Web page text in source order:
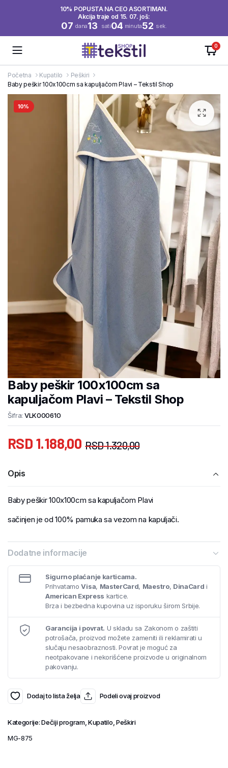
10% POPUSTA NA CEO ASORTIMAN.
Akcija traje od 15. 07. još:
07 dana13 sati04 minuta51 sek.
0
Početna Kupatilo
Peškiri
Baby peškir 100x100cm sa kapuljačom Plavi – Tekstil Shop
10%
Baby peškir 100x100cm sa
kapuljačom Plavi – Tekstil Shop
Šifra: VLK000610
RSD1.320,00
RSD 1.188,00
Opis
Baby peškir 100x100cm sa kapuljačom Plavi
sačinjen je od 100% pamuka sa vezom na kapuljači.
Dodatne informacije
Sigurno plaćanje karticama.
PrihvatamoVisa, MasterCard, Maestro, DinaCard i
American Express kartice.
Brza i bezbedna kupovina uz isporuku širom Srbije.
Garancija i povrat. U skladu sa Zakonom o zaštiti
potrošača, proizvod možete zameniti ili reklamirati u
slučaju nesaobraznosti. Povrat je moguć za
neotpakovane i nekorišćene proizvode u originalnom
pakovanju.
Dodaj to lista želja Podeli ovaj proizvod
Kategorije:Dečiji program,Kupatilo Peškiri
MG-875